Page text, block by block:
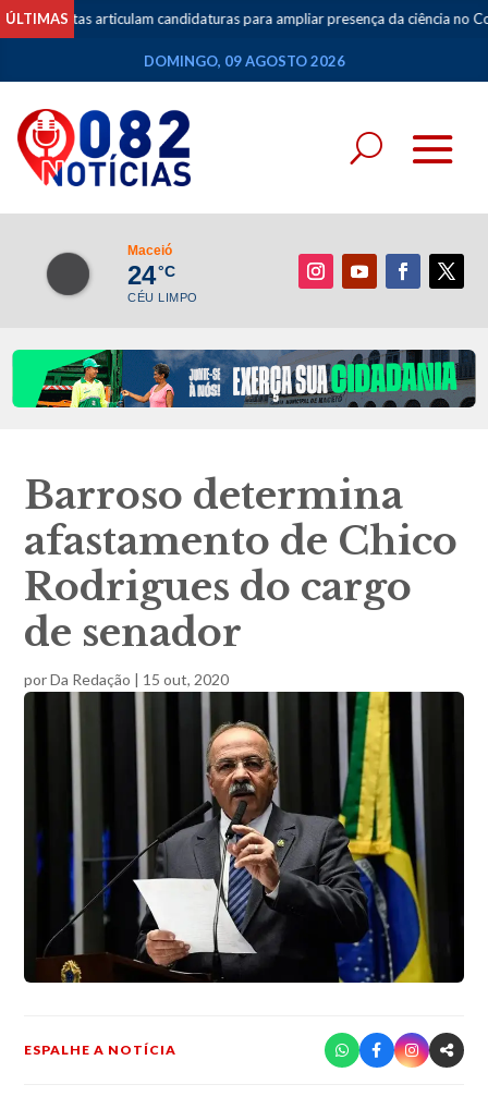
ÚLTIMAS
articulam candidaturas para ampliar presença da ciência no Congresso
DOMINGO, 09 AGOSTO 2026
Maceió
24°C
CÉU LIMPO
Barroso determina
afastamento de Chico
Rodrigues do cargo
de senador
porDa Redação | 15 out, 2020
ESPALHE A NOTÍCIA